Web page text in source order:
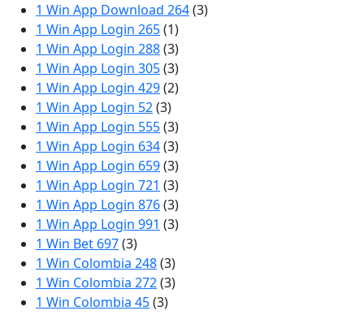
1 Win App Download 264(3)
1 Win App Login 265(1)
1 Win App Login 288(3)
1 Win App Login 305(3)
1 Win App Login 429(2)
1 Win App Login 52(3)
1 Win App Login 555(3)
1 Win App Login 634(3)
1 Win App Login 659(3)
1 Win App Login 721 (3)
1 Win App Login 876(3)
1 Win App Login 991 (3)
1 Win Bet 697(3)
1 Win Colombia 248(3)
1 Win Colombia 272(3)
1 Win Colombia 45(3)